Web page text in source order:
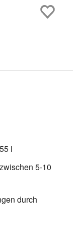
l
5-10
durch